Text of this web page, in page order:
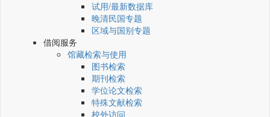
试用/最新数据库
晚清民国专题
区域与国别专题
借阅服务
馆藏检索与使用
图书检索
期刊检索
学位论文检索
特殊文献检索
校外访问